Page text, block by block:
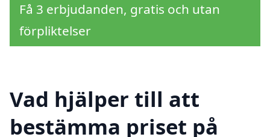
Få 3 erbjudanden, gratis och utan
förpliktelser
Vad hjälper till att
bestämma priset på